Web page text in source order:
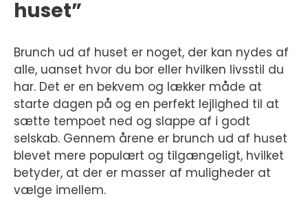
huset”
Brunch ud af huset er noget, der kan nydes af
alle, uanset hvor du bor eller hvilken livsstil du
har. Det er en bekvem og lækker måde at
starte dagen på og en perfekt lejlighed til at
sætte tempoet ned og slappe af i godt
selskab. Gennem årene er brunch ud af huset
blevet mere populært og tilgængeligt, hvilket
betyder, at der er masser af muligheder at
vælge imellem.